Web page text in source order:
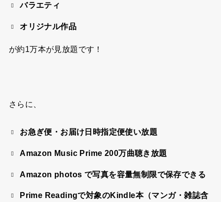
バラエティ
オリジナル作品
が約1万本が見放題です！
さらに、
お急ぎ便・お届け日時指定便使い放題
Amazon Music Prime 200万曲聴き放題
Amazon photos で写真を容量無制限で保存できる
Prime Readingで対象のKindle本（マンガ・雑誌含